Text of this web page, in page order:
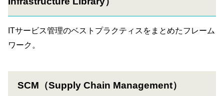
ITサービス管理のベストプラクティスをまとめたフレーム
ワーク。
SCM（Supply Chain Management）